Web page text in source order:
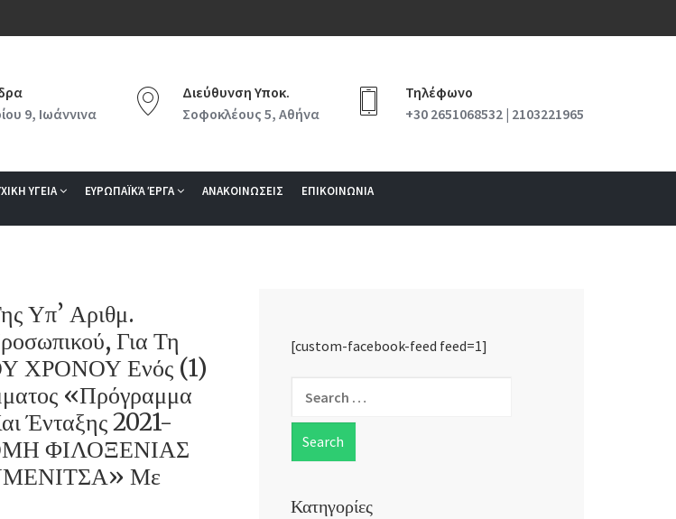
9, Ιωάννινα
Διεύθυνση Υποκ.
Σοφοκλέους 5, Αθήνα
Τηλέφωνο
+30 2651068532 | 2103221965
ΥΓΕΙΑ ΕΥΡΩΠΑΪΚΆ ΈΡΓΑ ΑΝΑΚΟΙΝΩΣΕΙΣ ΕΠΙΚΟΙΝΩΝΙΑ
Υπ’ Αριθμ.
Για Τη
ΧΡΟΝΟΥ Ενός (1)
«Πρόγραμμα
Ένταξης 2021-
ΦΙΛΟΞΕΝΙΑΣ
Με
[custom-facebook-feed feed=1]
Κατηγορίες